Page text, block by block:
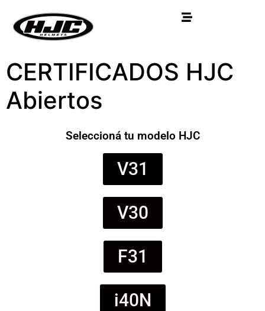
CERTIFICADOS HJC
Abiertos
Seleccioná tu modelo HJC
V31
V30
F31
i40N